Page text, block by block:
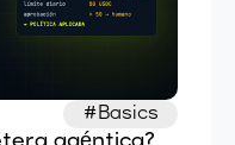
#Basics